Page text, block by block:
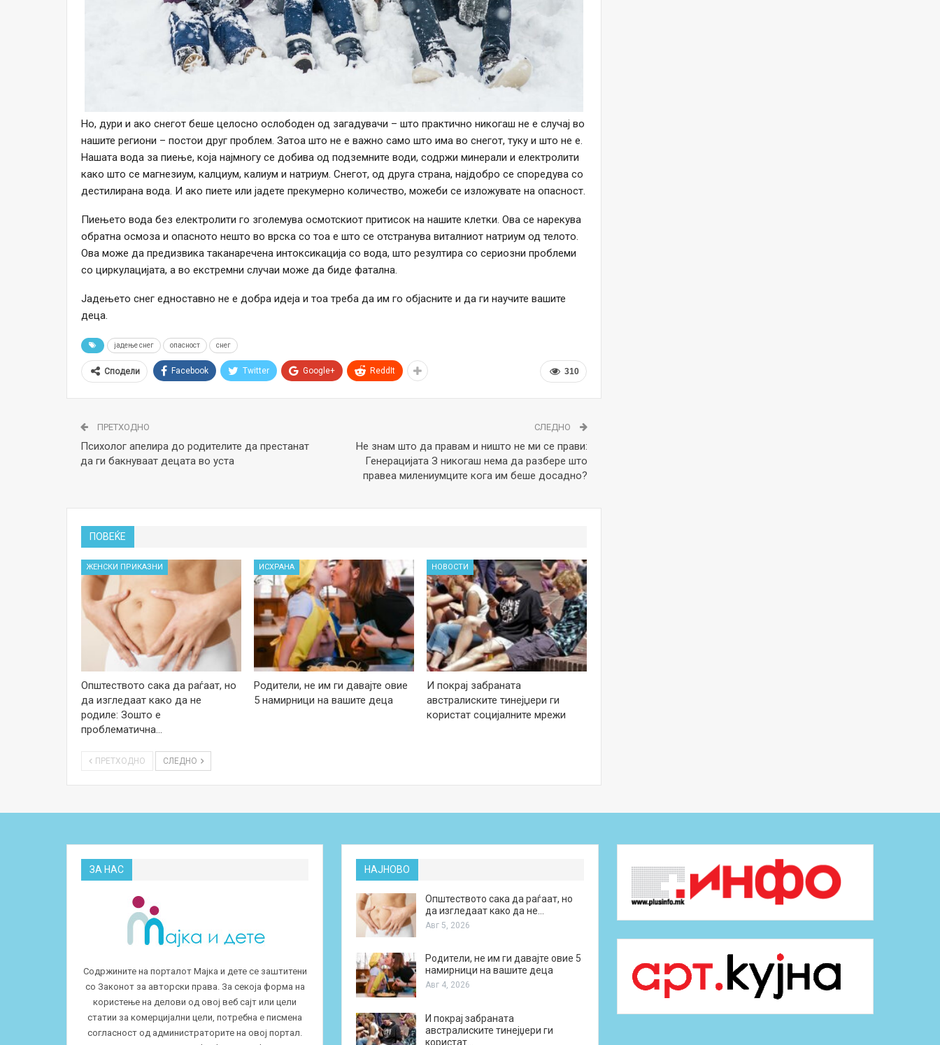
Но, дури и ако снегот беше целосно ослободен од загадувачи – што практично никогаш не е случај во
нашите региони – постои друг проблем. Затоа што не е важно само што има во снегот, туку и што не е.
Нашата вода за пиење, која најмногу се добива од подземните води, содржи минерали и електролити
како што се магнезиум, калциум, калиум и натриум. Снегот, од друга страна, најдобро се споредува со
дестилирана вода. И ако пиете или јадете прекумерно количество, можеби се изложувате на опасност.
Пиењето вода без електролити го зголемува осмотскиот притисок на нашите клетки. Ова се нарекува
обратна осмоза и опасното нешто во врска со тоа е што се отстранува виталниот натриум од телото.
Ова може да предизвика таканаречена интоксикација со вода, што резултира со сериозни проблеми
со циркулацијата, а во екстремни случаи може да биде фатална.
Јадењето снег едноставно не е добра идеја и тоа треба да им го објасните и да ги научите вашите
деца.
јадење снег опасност снег
310
Сподели Facebook Twitter Google+ ReddIt
ПРЕТХОДНО
Психолог апелира до родителите да престанат
да ги бакнуваат децата во уста
СЛЕДНО
Не знам што да правам и ништо не ми се прави:
Генерацијата З никогаш нема да разбере што
правеа милениумците кога им беше досадно?
ПОВЕЌЕ
ЖЕНСКИ ПРИКАЗНИ
Општеството сака да раѓаат, но
да изгледаат како да не
родиле: Зошто е
проблематична…
ИСХРАНА
Родители, не им ги давајте овие
5 намирници на вашите деца
НОВОСТИ
И покрај забраната
австралиските тинејџери ги
користат социјалните мрежи
ПРЕТХОДНО СЛЕДНО
ЗА НАС
Содржините на порталот Мајка и дете се заштитени
со Законот за авторски права. За секоја форма на
користење на делови од овој веб сајт или цели
статии за комерцијални цели, потребна е писмена
согласност од администраторите на овој портал.
НАЈНОВО
Општеството сака да раѓаат, но
да изгледаат како да не…
Авг 5, 2026
Родители, не им ги давајте овие 5
намирници на вашите деца
Авг 4, 2026
И покрај забраната
австралиските тинејџери ги
користат…